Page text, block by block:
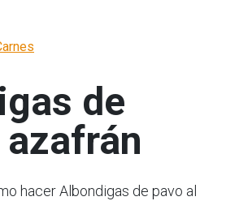
de
hacer Albondigas de pavo al